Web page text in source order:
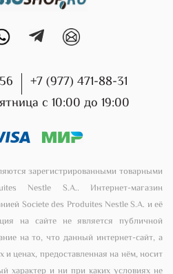
+7 (977) 471-88-31
с 10:00 до 19:00
зарегистрированными товарными
Nestle S.A.. Интернет-магазин
Societe des Produites Nestle S.A. и её
на сайте не является публичной
на то, что данный интернет-сайт, а
ценах, предоставленная на нём, носит
характер и ни при каких условиях не